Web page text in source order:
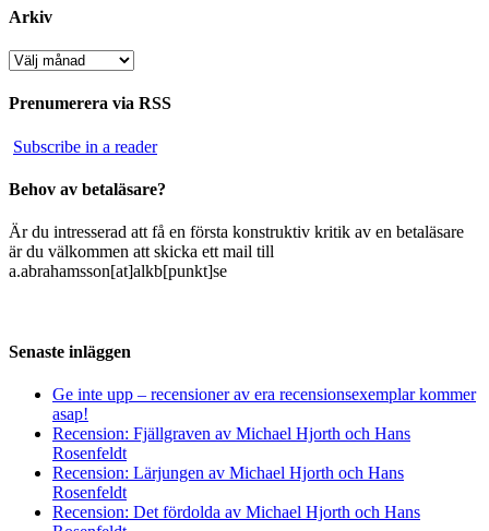
Arkiv
Arkiv
Prenumerera via RSS
Subscribe in a reader
Behov av betaläsare?
Är du intresserad att få en första konstruktiv kritik av en betaläsare
är du välkommen att skicka ett mail till
a.abrahamsson[at]alkb[punkt]se
Senaste inläggen
Ge inte upp – recensioner av era recensionsexemplar kommer
asap!
Recension: Fjällgraven av Michael Hjorth och Hans
Rosenfeldt
Recension: Lärjungen av Michael Hjorth och Hans
Rosenfeldt
Recension: Det fördolda av Michael Hjorth och Hans